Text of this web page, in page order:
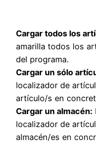
Cargar todos los
amarilla todos los
del programa.
Cargar un sólo
localizador de
artículo/s en
Cargar un almacén:
localizador de
almacén/es en